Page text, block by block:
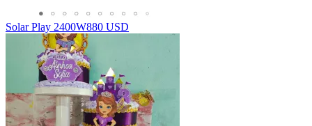
Solar Play 2400W880 USD